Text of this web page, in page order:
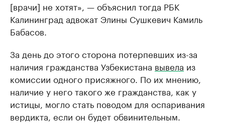
[врачи] не хотят», — объяснил тогда РБК
Калининград адвокат Элины Сушкевич Камиль
Бабасов.
За день до этого сторона потерпевших из-за
наличия гражданства Узбекистана вывела из
комиссии одного присяжного. По их мнению,
наличие у него такого же гражданства, как у
истицы, могло стать поводом для оспаривания
вердикта, если он будет обвинительным.